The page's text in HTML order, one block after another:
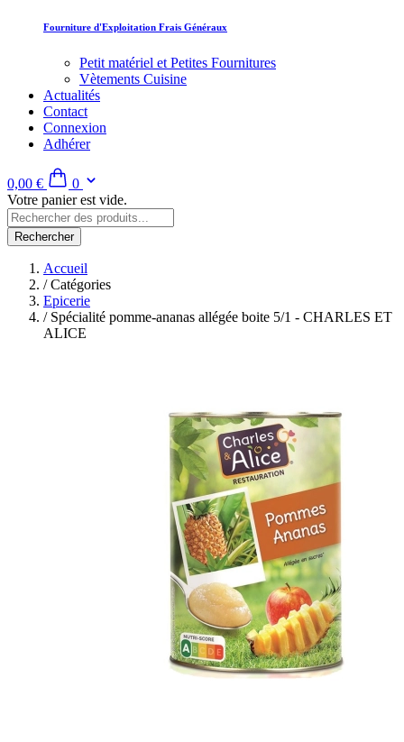
Fourniture d'Exploitation Frais Généraux
Petit matériel et Petites Fournitures
Vètements Cuisine
Actualités
Contact
Connexion
Adhérer
0,00 €
0
Votre panier est vide.
Rechercher
Accueil
/Catégories
Epicerie
/Spécialité pomme-ananas allégée boite 5/1 - CHARLES ET
ALICE